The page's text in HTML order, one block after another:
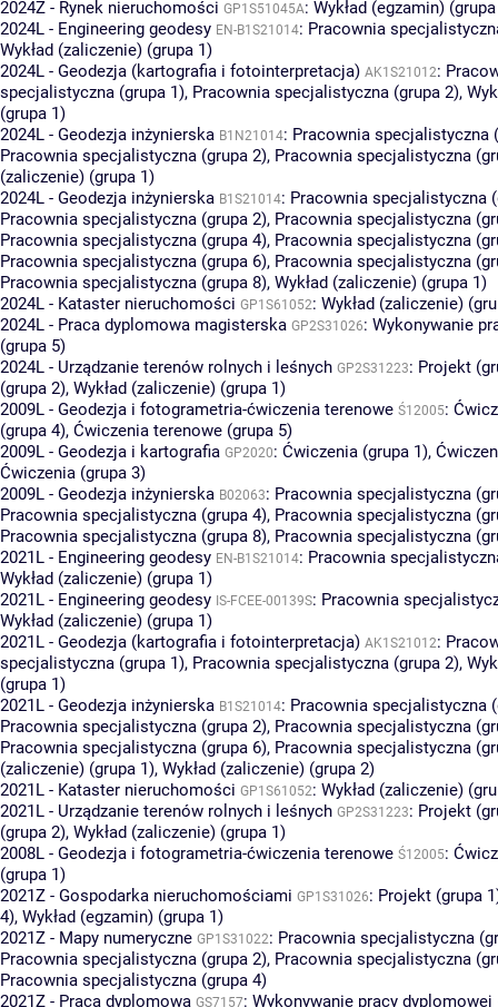
2024Z - Rynek nieruchomości GP1S51045A: Wykład (egzamin)
2024L - Engineering geodesy EN-B1S21014: Pracownia
Wykład (zaliczenie) (grupa 1)
2024L - Geodezja (kartografia i fotointerpretacja) AK1S21012:
specjalistyczna (grupa 1), Pracownia specjalistyczna (grupa 2),
(grupa 1)
2024L - Geodezja inżynierska B1N21014: Pracownia specjalistyczna
Pracownia specjalistyczna (grupa 2), Pracownia specjalistyczna
(zaliczenie) (grupa 1)
2024L - Geodezja inżynierska B1S21014: Pracownia specjalistyczna
Pracownia specjalistyczna (grupa 2), Pracownia specjalistyczna
Pracownia specjalistyczna (grupa 4), Pracownia specjalistyczna
Pracownia specjalistyczna (grupa 6), Pracownia specjalistyczna
Pracownia specjalistyczna (grupa 8), Wykład (zaliczenie) (grupa 1)
2024L - Kataster nieruchomości GP1S61052: Wykład (zaliczenie)
2024L - Praca dyplomowa magisterska GP2S31026: Wykonywanie
(grupa 5)
2024L - Urządzanie terenów rolnych i leśnych GP2S31223: Projekt
(grupa 2), Wykład (zaliczenie) (grupa 1)
2009L - Geodezja i fotogrametria-ćwiczenia terenowe Ś12005:
(grupa 4), Ćwiczenia terenowe (grupa 5)
2009L - Geodezja i kartografia GP2020: Ćwiczenia (grupa 1),
Ćwiczenia (grupa 3)
2009L - Geodezja inżynierska B02063: Pracownia specjalistyczna
Pracownia specjalistyczna (grupa 4), Pracownia specjalistyczna
Pracownia specjalistyczna (grupa 8), Pracownia specjalistyczna
2021L - Engineering geodesy EN-B1S21014: Pracownia
Wykład (zaliczenie) (grupa 1)
2021L - Engineering geodesy IS-FCEE-00139S: Pracownia
Wykład (zaliczenie) (grupa 1)
2021L - Geodezja (kartografia i fotointerpretacja) AK1S21012:
specjalistyczna (grupa 1), Pracownia specjalistyczna (grupa 2),
(grupa 1)
2021L - Geodezja inżynierska B1S21014: Pracownia specjalistyczna
Pracownia specjalistyczna (grupa 2), Pracownia specjalistyczna
Pracownia specjalistyczna (grupa 6), Pracownia specjalistyczna
(zaliczenie) (grupa 1), Wykład (zaliczenie) (grupa 2)
2021L - Kataster nieruchomości GP1S61052: Wykład (zaliczenie)
2021L - Urządzanie terenów rolnych i leśnych GP2S31223: Projekt
(grupa 2), Wykład (zaliczenie) (grupa 1)
2008L - Geodezja i fotogrametria-ćwiczenia terenowe Ś12005:
(grupa 1)
2021Z - Gospodarka nieruchomościami GP1S31026: Projekt (grupa
4), Wykład (egzamin) (grupa 1)
2021Z - Mapy numeryczne GP1S31022: Pracownia specjalistyczna
Pracownia specjalistyczna (grupa 2), Pracownia specjalistyczna
Pracownia specjalistyczna (grupa 4)
2021Z - Praca dyplomowa GS7157: Wykonywanie pracy dyplomowej